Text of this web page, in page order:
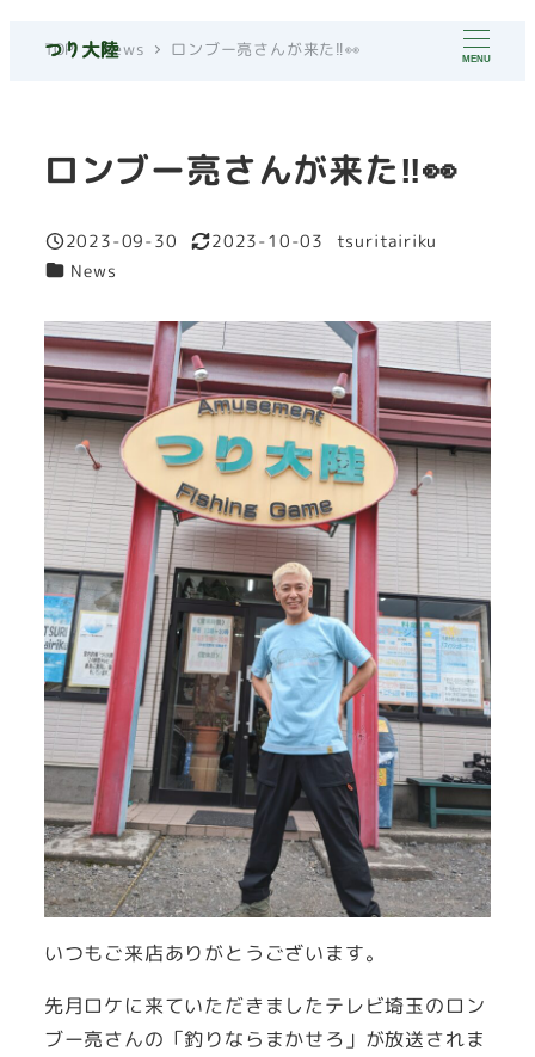
MENU
TOP News ロンブー亮さんが来た‼👀
ロンブー亮さんが来た‼👀
投稿日
2023-09-30
更新日
2023-10-03
著
tsuritairiku
カテゴリー
News
いつもご来店ありがとうございます。
先月ロケに来ていただきましたテレビ埼玉のロン
ブー亮さんの「釣りならまかせろ」が放送されま